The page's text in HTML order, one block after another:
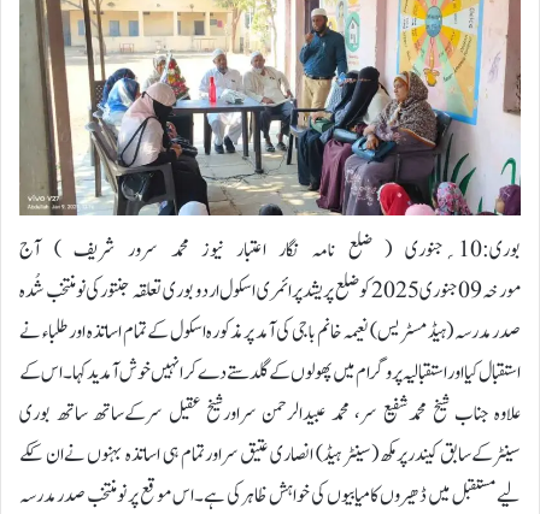
بوری:10؍جنوری ( ضلع نامہ نگار اعتبار نیوز محمد سرور شریف ) آج
مورخہ 09جنوری2025 کو ضلع پریشد پرائمری اسکول اردو بوری تعلقہ جنتورکی نومنتخب شُدہ
صدرمدرسہ (ہیڈ مسٹریس) نعیمہ خانم باجی کی آمد پر مذکورہ اسکول کے تمام اساتذہ اور طلباء نے
استقبال کیا اور استقبالیہ پروگرام میں پھولوں کے گلدستے دے کر انہیں خوش آمدید کہا۔ اس کے
علاوہ جناب شیخ محمدشفیع سر، محمد عبیدالرحمن سراورشیخ عقیل سرکےساتھ ساتھ بوری
سینٹرکےسابق کیندرپرمکھ (سینٹر ہیڈ) انصاری عتیق سراورتمام ہی اساتذہ بہنوں نےان كکے
لیے مستقبل میں ڈھیروں کامیابیوں کی خواہش ظاہرکی ہے۔اس موقع پر نومنتخب صدرمدرسہ